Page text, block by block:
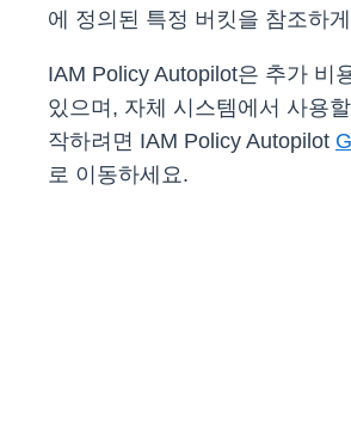
에 정의된 특정 버킷을 참조하
IAM Policy Autopilot은 추가 비
있으며, 자체 시스템에서 사용
작하려면 IAM Policy Autopilot
로 이동하세요.